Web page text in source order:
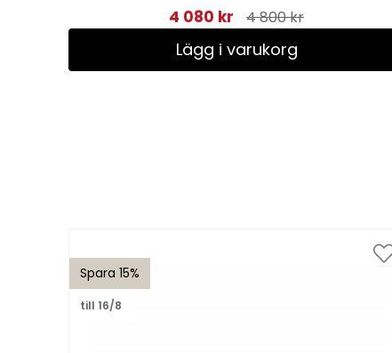
4 080 kr 4 800 kr
Lägg i varukorg
Spara 15%
till 16/8